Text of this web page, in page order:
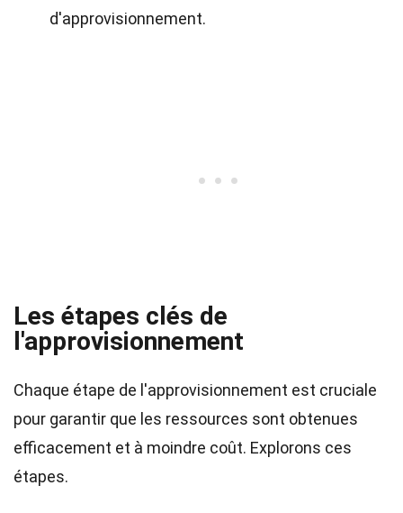
d'approvisionnement.
Les étapes clés de
l'approvisionnement
Chaque étape de l'approvisionnement est cruciale
pour garantir que les ressources sont obtenues
efficacement et à moindre coût. Explorons ces
étapes.